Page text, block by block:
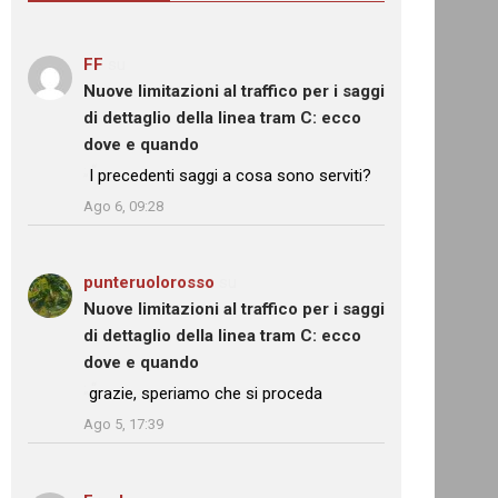
FF
Nuove limitazioni al traffico per i saggi
di dettaglio della linea tram C: ecco
dove e quando
: “I precedenti saggi a cosa sono serviti?
Ago 6, 09:28
punteruolorosso
Nuove limitazioni al traffico per i saggi
di dettaglio della linea tram C: ecco
dove e quando
: “
grazie, speriamo che si proceda
Ago 5, 17:39